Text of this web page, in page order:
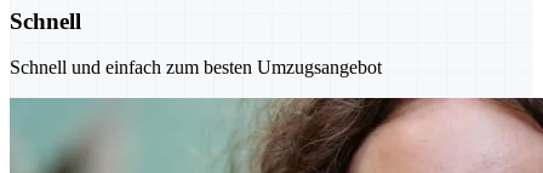
Schnell
Schnell und einfach zum besten Umzugsangebot